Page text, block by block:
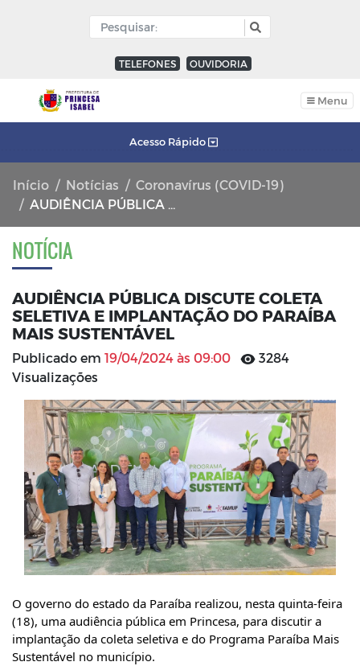
TELEFONES OUVIDORIA
Menu
Acesso Rápido
Início Notícias
Coronavírus (COVID-19)
AUDIÊNCIA PÚBLICA DISCUTE COLETA SELETIVA E IMPLANTAÇÃO DO PARAÍBA MAIS SUSTENTÁVEL
NOTÍCIA
AUDIÊNCIA PÚBLICA DISCUTE COLETA
SELETIVA E IMPLANTAÇÃO DO PARAÍBA
MAIS SUSTENTÁVEL
Publicado em 19/04/2024 às 09:00
3284
Visualizações
O governo do estado da Paraíba realizou, nesta quinta-feira
(18), uma audiência pública em Princesa, para discutir a
implantação da coleta seletiva e do Programa Paraíba Mais
Sustentável no município.